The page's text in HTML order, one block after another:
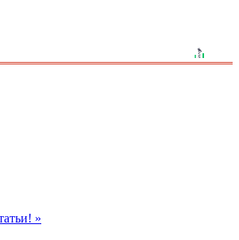
»